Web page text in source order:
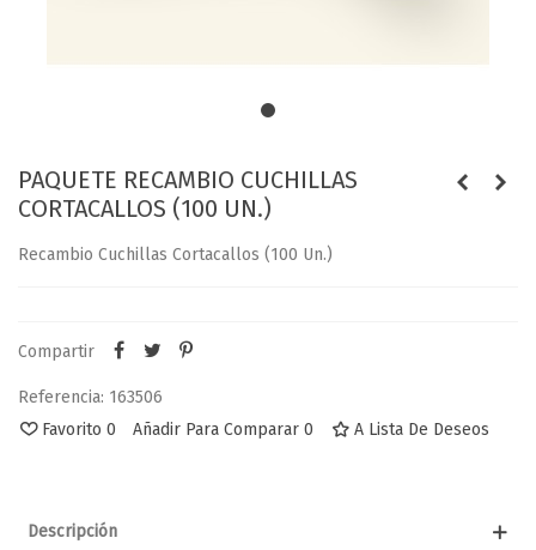
PAQUETE RECAMBIO CUCHILLAS
CORTACALLOS (100 UN.)
Recambio Cuchillas Cortacallos (100 Un.)
Compartir
Referencia: 163506
Favorito 0 Añadir Para Comparar 0 A Lista De Deseos
Descripción